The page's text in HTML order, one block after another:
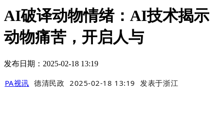
AI破译动物情绪：AI技术揭示
动物痛苦，开启人与
发布日期：2025-02-18 13:19
PA视讯 德清民政 2025-02-18 13:19 发表于浙江